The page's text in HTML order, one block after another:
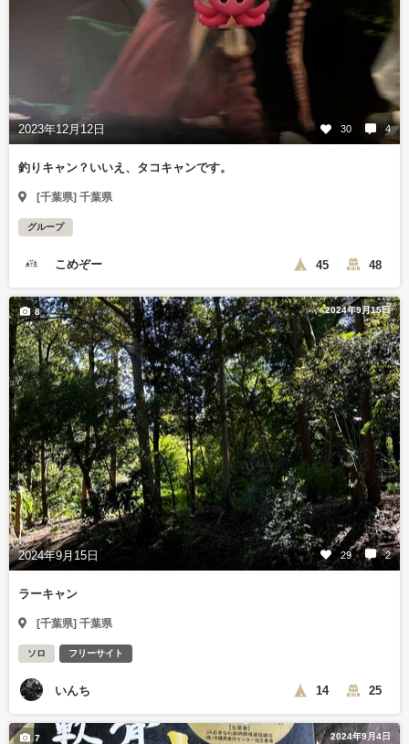
2023年12月12日 30 4
釣りキャン？いいえ、タコキャンです。
[千葉県] 千葉県
グループ
こめぞー 45 48
2024年9月15日
2024年9月15日 29 2
8
ラーキャン
[千葉県] 千葉県
ソロ フリーサイト
いんち 14 25
2024年9月4日
7